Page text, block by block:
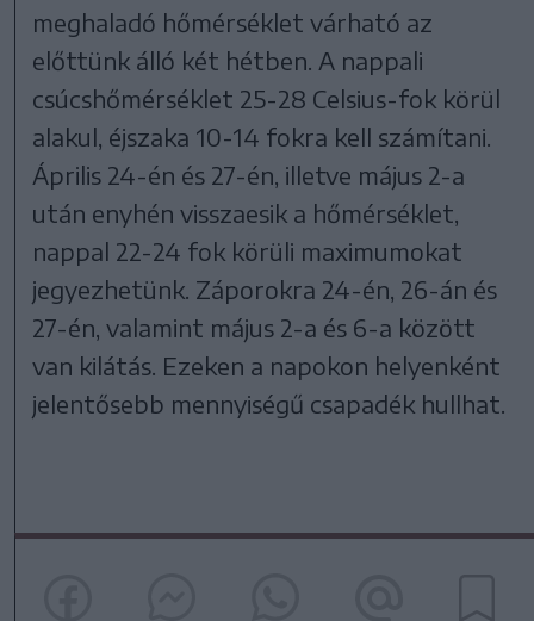
meghaladó hőmérséklet várható az
előttünk álló két hétben. A nappali
csúcshőmérséklet 25-28 Celsius-fok körül
alakul, éjszaka 10-14 fokra kell számítani.
Április 24-én és 27-én, illetve május 2-a
után enyhén visszaesik a hőmérséklet,
nappal 22-24 fok körüli maximumokat
jegyezhetünk. Záporokra 24-én, 26-án és
27-én, valamint május 2-a és 6-a között
van kilátás. Ezeken a napokon helyenként
jelentősebb mennyiségű csapadék hullhat.